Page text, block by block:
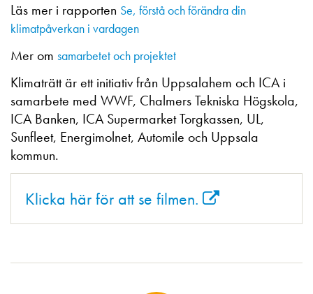
Läs mer i rapporten Se, förstå och förändra din
klimatpåverkan i vardagen
Mer om samarbetet och projektet
Klimaträtt är ett initiativ från Uppsalahem och ICA i
samarbete med WWF, Chalmers Tekniska Högskola,
ICA Banken, ICA Supermarket Torgkassen, UL,
Sunfleet, Energimolnet, Automile och Uppsala
kommun.
Klicka här för att se filmen.